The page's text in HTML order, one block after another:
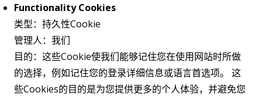
Functionality Cookies
类型：持久性Cookie
管理人：我们
目的：这些Cookie使我们能够记住您在使用网站时所做
的选择，例如记住您的登录详细信息或语言首选项。 这
些Cookies的目的是为您提供更多的个人体验，并避免您